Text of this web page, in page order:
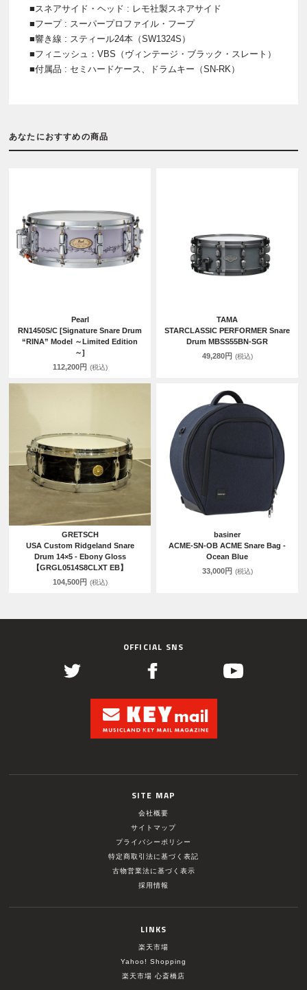
■スネアサイド・ヘッド : レモ社製スネアサイド
■フープ : スーパープロファイル・フープ
■響き線 : スティール24本（SW1324S）
■フィニッシュ：VBS（ヴィンテージ・ブラック・スレート）
■付属品 : セミハードケース、ドラムキー（SN-RK）
あなたにおすすめの商品
Pearl
RN1450S/C [Signature Snare Drum
“RINA” Model ～Limited Edition
～]
112,200円 (税込)
TAMA
STARCLASSIC PERFORMER Snare
Drum MBSS55BN-SGR
49,280円 (税込)
GRETSCH
USA Custom Ridgeland Snare
Drum 14×5 - Ebony Gloss
【GRGL0514S8CLXT EB】
104,500円 (税込)
basiner
ACME-SN-OB ACME Snare Bag -
Ocean Blue
33,000円 (税込)
OFFICIAL SNS
SITE MAP
会社概要
サイトマップ
プライバシーポリシー
特定商取引法に基づく表記
古物営業法に基づく表示
採用情報
LINKS
楽天市場
Yahoo! Shopping
楽天市場 心斎橋店